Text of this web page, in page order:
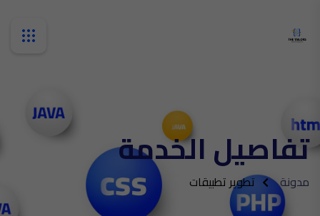
تفاصيل الخدمة
مدونة تطوير تطبيقات